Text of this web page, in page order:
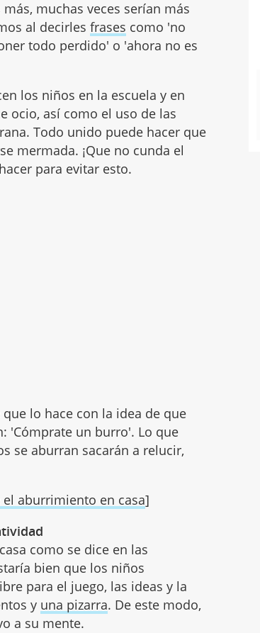
más, muchas veces serían más
al decirlesfrases como 'no
todo perdido' o 'ahora no es
los niños en la escuela y en
ocio, así como el uso de las
Todo unido puede hacer que
mermada. ¡Que no cunda el
para evitar esto.
lo hace con la idea de que
'Cómprate un burro'. Lo que
se aburran sacarán a relucir,
aburrimiento en casa]
como se dice en las
bien que los niños
para el juego, las ideas y la
y una pizarra. De este modo,
a su mente.